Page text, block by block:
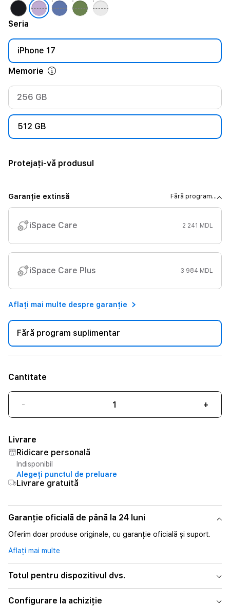
Seria
iPhone 17
Memorie
256 GB
512 GB
Protejați-vă produsul
Garanție extinsă Fără program...
iSpace Care 2 241 MDL
iSpace Care Plus 3 984 MDL
Aflați mai multe despre garanție
Fără program suplimentar
Cantitate
- +
Livrare
Ridicare personală
Indisponibil
Alegeți punctul de preluare
Livrare gratuită
Garanție oficială de până la 24 luni
Oferim doar produse originale, cu garanție oficială și suport.
Aflați mai multe
Totul pentru dispozitivul dvs.
Configurare la achiziție